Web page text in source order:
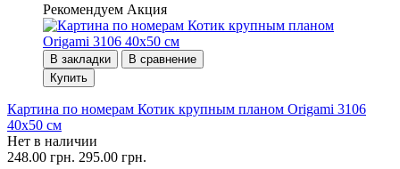
Рекомендуем Акция
В закладки
В сравнение
Купить
Картина по номерам Котик крупным планом Origami 3106
40x50 см
Нет в наличии
248.00 грн. 295.00 грн.